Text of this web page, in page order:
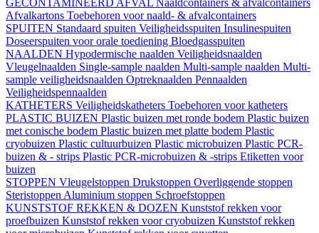
GECONTAMINEERD AFVAL Naaldcontainers & afvalcontainers
Afvalkartons Toebehoren voor naald- & afvalcontainers
SPUITEN Standaard spuiten Veiligheidsspuiten Insulinespuiten
Doseerspuiten voor orale toediening Bloedgasspuiten
NAALDEN Hypodermische naalden Veiligheidsnaalden
Vleugelnaalden Single-sample naalden Multi-sample naalden Multi-
sample veiligheidsnaalden Optreknaalden Pennaalden
Veiligheidspennaalden
KATHETERS Veiligheidskatheters Toebehoren voor katheters
PLASTIC BUIZEN Plastic buizen met ronde bodem Plastic buizen
met conische bodem Plastic buizen met platte bodem Plastic
cryobuizen Plastic cultuurbuizen Plastic microbuizen Plastic PCR-
buizen & - strips Plastic PCR-microbuizen & -strips Etiketten voor
buizen
STOPPEN Vleugelstoppen Drukstoppen Overliggende stoppen
Steristoppen Aluminium stoppen Schroefstoppen
KUNSTSTOF REKKEN & DOZEN Kunststof rekken voor
proefbuizen Kunststof rekken voor cryobuizen Kunststof rekken